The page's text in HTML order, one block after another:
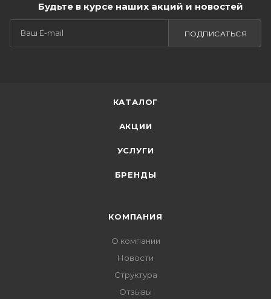
Будьте в курсе наших акций и новостей
ПОДПИСАТЬСЯ
КАТАЛОГ
АКЦИИ
УСЛУГИ
БРЕНДЫ
КОМПАНИЯ
О компании
Новости
Структура
Отзывы